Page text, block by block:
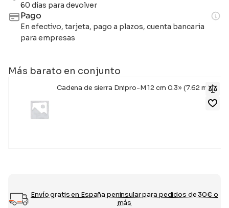
60 días para devolver
Pago
En efectivo, tarjeta, pago a plazos, cuenta bancaria
para empresas
Más barato en conjunto
Cadena de sierra Dnipro-M 12 cm 0.3» (7.62 mm)
Envío gratis en España peninsular para pedidos de 30€ o
más